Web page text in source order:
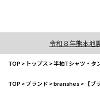
令和８年熊本地
TOP> トップス >半袖Tシャツ・タ
TOP>ブランド >branshes> 【